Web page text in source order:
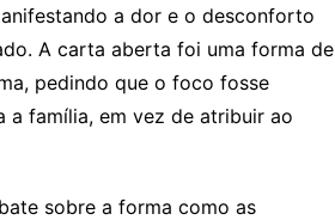
a dor e o desconforto
A carta aberta foi uma forma de
pedindo que o foco fosse
a família, em vez de atribuir ao
sobre a forma como as